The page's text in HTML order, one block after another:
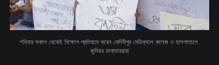
শনিবার সকাল থেকেই বিক্ষোপ প্রতিবাদে করেন মেদিনীপুর মেডিক্যাল কলেজ ও হাসপাতালে
জুনিয়র ডাক্তাররারা